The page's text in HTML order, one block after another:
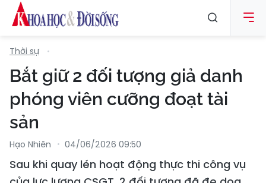
Thời sự
Bắt giữ 2 đối tượng giả danh
phóng viên cưỡng đoạt tài
sản
Hạo Nhiên 04/06/2026 09:50
Sau khi quay lén hoạt động thực thi công vụ